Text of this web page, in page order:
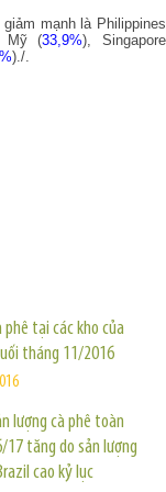
mạnh là Philippines
Mỹ (33,9%), Singapore
)./.
phê tại các kho của
tháng 11/2016
lượng cà phê toàn
17 tăng do sản lượng
cao kỷ lục